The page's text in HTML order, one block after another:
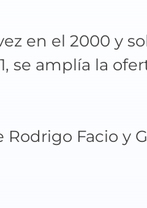
en el 2000 y
se amplía la
Rodrigo Facio y